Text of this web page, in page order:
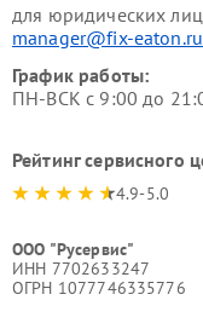
для юридических лиц
manager@fix-eaton.ru
График работы:
ПН-ВСК с 9:00 до
Рейтинг сервисного
4.9-5.0
ООО "Русервис"
ИНН 7702633247
ОГРН 1077746335776